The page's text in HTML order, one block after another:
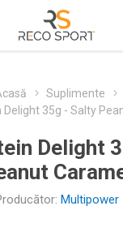
Suplimente
Delight 35g - Salty
Delight
Multipower